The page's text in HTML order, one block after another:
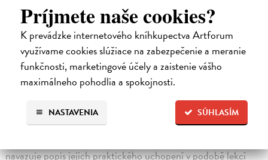
Príjmete naše cookies?
K prevádzke internetového kníhkupectva Artforum
využívame cookies slúžiace na zabezpečenie a meranie
funkčnosti, marketingové účely a zaistenie vášho
maximálneho pohodlia a spokojnosti.
SÚHLASÍM
NASTAVENIA
O TITULE
Knihovny a další instituce mohou školy podpořit svou
expertízou v práci s informacemi a lekcemi pro žáky.
Monografie, kterou předkládáme čtenáři, představuje
odborné vymezení obsahu a způsobu vzdělávání žáků
základních škol, a nejen jich, v informační bezpečnosti včetně
navazuje popis jejich praktického uchopení v podobě lekcí